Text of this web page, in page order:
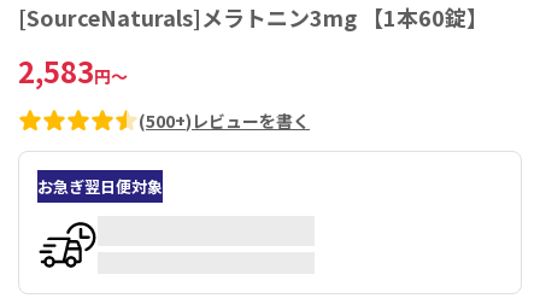
[SourceNaturals]メラトニン3mg 【1本60錠】
2,583円～
(500+) レビューを書く
お急ぎ翌日便対象